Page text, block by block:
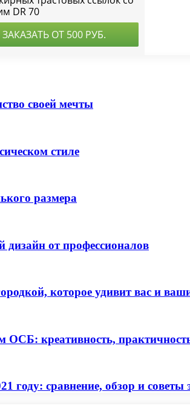
своей мечты
стиле
размера
от профессионалов
которое удивит вас и
ОСБ: креативность,
сравнение, обзор и советы